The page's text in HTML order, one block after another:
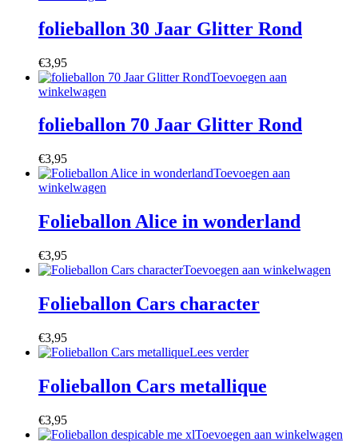
folieballon 30 Jaar Glitter Rond
€3,95
Toevoegen aan
winkelwagen
folieballon 70 Jaar Glitter Rond
€3,95
Toevoegen aan
winkelwagen
Folieballon Alice in wonderland
€3,95
Toevoegen aan winkelwagen
Folieballon Cars character
€3,95
Lees verder
Folieballon Cars metallique
€3,95
Toevoegen aan winkelwagen